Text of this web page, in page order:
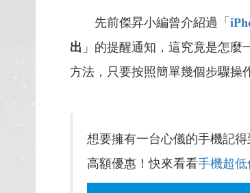
先前傑昇小編曾介紹過「
出 」的提醒通知，這究竟是怎
方法，只要按照簡單幾個步驟操
想要擁有一台心儀的手機記得
高額優惠！快來看看手機超低